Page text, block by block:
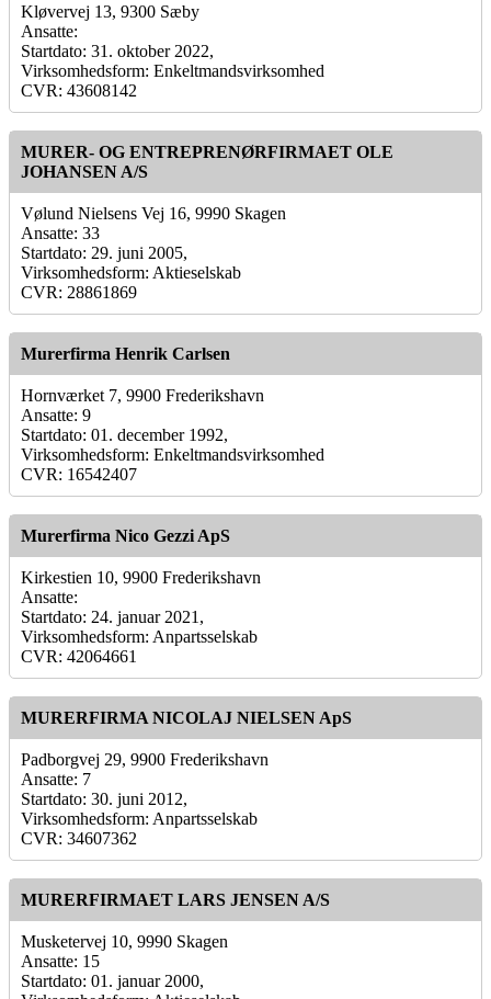
Kløvervej 13, 9300 Sæby
Ansatte:
Startdato: 31. oktober 2022,
Virksomhedsform: Enkeltmandsvirksomhed
CVR: 43608142
MURER- OG ENTREPRENØRFIRMAET OLE
JOHANSEN A/S
Vølund Nielsens Vej 16, 9990 Skagen
Ansatte: 33
Startdato: 29. juni 2005,
Virksomhedsform: Aktieselskab
CVR: 28861869
Murerfirma Henrik Carlsen
Hornværket 7, 9900 Frederikshavn
Ansatte: 9
Startdato: 01. december 1992,
Virksomhedsform: Enkeltmandsvirksomhed
CVR: 16542407
Murerfirma Nico Gezzi ApS
Kirkestien 10, 9900 Frederikshavn
Ansatte:
Startdato: 24. januar 2021,
Virksomhedsform: Anpartsselskab
CVR: 42064661
MURERFIRMA NICOLAJ NIELSEN ApS
Padborgvej 29, 9900 Frederikshavn
Ansatte: 7
Startdato: 30. juni 2012,
Virksomhedsform: Anpartsselskab
CVR: 34607362
MURERFIRMAET LARS JENSEN A/S
Musketervej 10, 9990 Skagen
Ansatte: 15
Startdato: 01. januar 2000,